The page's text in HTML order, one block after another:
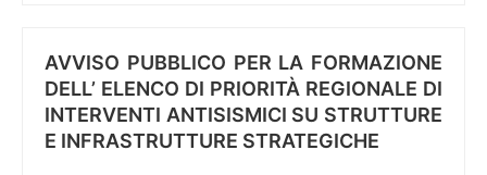
AVVISO PUBBLICO PER LA FORMAZIONE
DELL’ ELENCO DI PRIORITÀ REGIONALE DI
INTERVENTI ANTISISMICI SU STRUTTURE
E INFRASTRUTTURE STRATEGICHE